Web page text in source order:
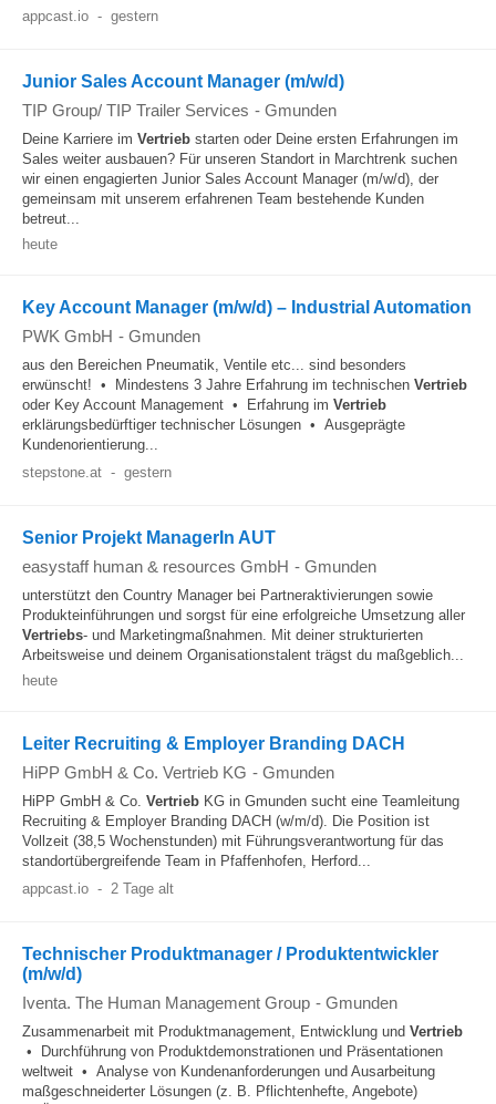
appcast.io - gestern
Junior Sales Account Manager (m/w/d)
TIP Group/ TIP Trailer Services - Gmunden
Deine Karriere im Vertrieb starten oder Deine ersten Erfahrungen im
Sales weiter ausbauen? Für unseren Standort in Marchtrenk suchen
wir einen engagierten Junior Sales Account Manager (m/w/d), der
gemeinsam mit unserem erfahrenen Team bestehende Kunden
betreut...
heute
Key Account Manager (m/w/d) – Industrial Automation
PWK GmbH - Gmunden
aus den Bereichen Pneumatik, Ventile etc... sind besonders
erwünscht! • Mindestens 3 Jahre Erfahrung im technischen Vertrieb
oder Key Account Management • Erfahrung im Vertrieb
erklärungsbedürftiger technischer Lösungen • Ausgeprägte
Kundenorientierung...
stepstone.at - gestern
Senior Projekt ManagerIn AUT
easystaff human & resources GmbH - Gmunden
unterstützt den Country Manager bei Partneraktivierungen sowie
Produkteinführungen und sorgst für eine erfolgreiche Umsetzung aller
Vertriebs- und Marketingmaßnahmen. Mit deiner strukturierten
Arbeitsweise und deinem Organisationstalent trägst du maßgeblich...
heute
Leiter Recruiting & Employer Branding DACH
HiPP GmbH & Co. Vertrieb KG - Gmunden
HiPP GmbH & Co. Vertrieb KG in Gmunden sucht eine Teamleitung
Recruiting & Employer Branding DACH (w/m/d). Die Position ist
Vollzeit (38,5 Wochenstunden) mit Führungsverantwortung für das
standortübergreifende Team in Pfaffenhofen, Herford...
appcast.io - 2 Tage alt
Technischer Produktmanager / Produktentwickler
(m/w/d)
Iventa. The Human Management Group - Gmunden
Zusammenarbeit mit Produktmanagement, Entwicklung und Vertrieb
• Durchführung von Produktdemonstrationen und Präsentationen
weltweit • Analyse von Kundenanforderungen und Ausarbeitung
maßgeschneiderter Lösungen (z. B. Pflichtenhefte, Angebote)